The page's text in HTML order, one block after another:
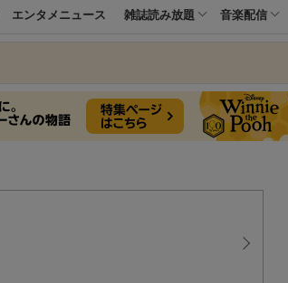
エンタメニュース 雑誌読み放題 音楽配信